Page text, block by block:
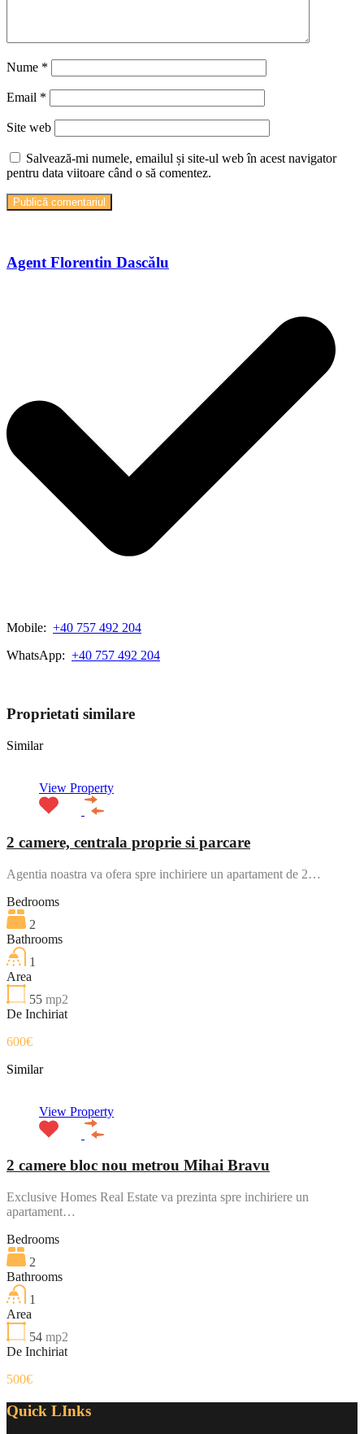
Nume *
Email *
Site web
Salvează-mi numele, emailul și site-ul web în acest navigator
pentru data viitoare când o să comentez.
Agent Florentin Dascălu
Mobile: +40 757 492 204
WhatsApp: +40 757 492 204
Proprietati similare
Similar
View Property
2 camere, centrala proprie si parcare
Agentia noastra va ofera spre inchiriere un apartament de 2…
Bedrooms
2
Bathrooms
1
Area
55 mp2
De Inchiriat
600€
Similar
View Property
2 camere bloc nou metrou Mihai Bravu
Exclusive Homes Real Estate va prezinta spre inchiriere un
apartament…
Bedrooms
2
Bathrooms
1
Area
54 mp2
De Inchiriat
500€
Quick LInks